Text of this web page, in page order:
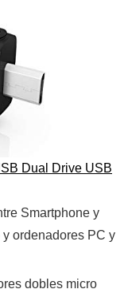
Dual Drive USB
Smartphone y
ordenadores PC y
dobles micro